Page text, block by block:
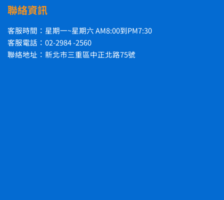
聯絡資訊
客服時間：星期一~星期六 AM8:00到PM7:30
客服電話：02-2984 -2560
聯絡地址：新北市三重區中正北路75號